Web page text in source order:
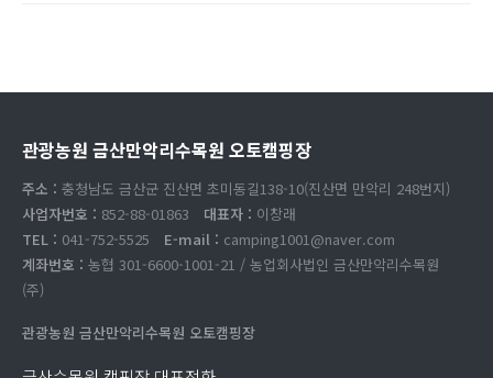
관광농원 금산만악리수목원 오토캠핑장
주소 : 충청남도 금산군 진산면 초미동길138-10(진산면 만악리 248번지)
사업자번호 : 852-88-01863 대표자 : 이창래
TEL : 041-752-5525 E-mail : camping1001@naver.com
계좌번호 : 농협 301-6600-1001-21 / 농업회사법인 금산만악리수목원
(주)
관광농원 금산만악리수목원 오토캠핑장